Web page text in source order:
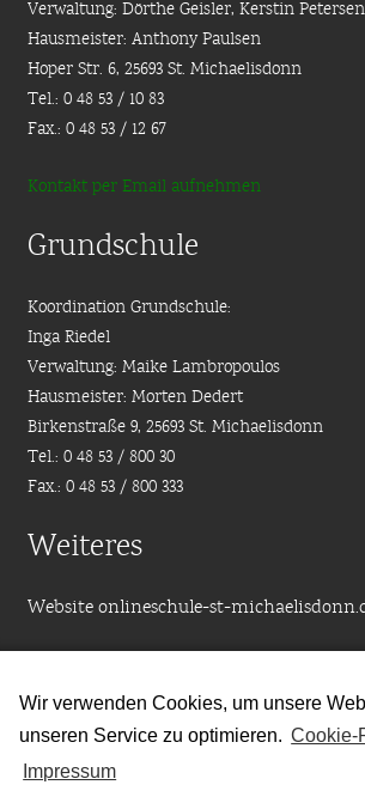
Wir verwenden Cookies, um unsere
unseren Service zu optimieren. Cookie-
Impressum
Verwaltung: Dörthe Geisler, Kerstin Petersen
Hausmeister: Anthony Paulsen
Hoper Str. 6, 25693 St. Michaelisdonn
Tel.: 0 48 53 / 10 83
Fax.: 0 48 53 / 12 67
Kontakt per Email aufnehmen
Grundschule
Koordination Grundschule:
Inga Riedel
Verwaltung: Maike Lambropoulos
Hausmeister: Morten Dedert
Birkenstraße 9, 25693 St. Michaelisdonn
Tel.: 0 48 53 / 800 30
Fax.: 0 48 53 / 800 333
Weiteres
Website onlineschule-st-
Downloads